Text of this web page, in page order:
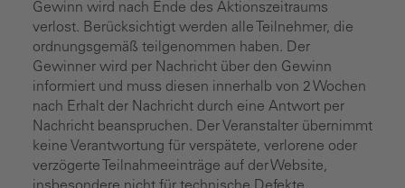
Gewinn wird nach Ende des Aktionszeitraums
verlost. Berücksichtigt werden alle Teilnehmer, die
ordnungsgemäß teilgenommen haben. Der
Gewinner wird per Nachricht über den Gewinn
informiert und muss diesen innerhalb von 2 Wochen
nach Erhalt der Nachricht durch eine Antwort per
Nachricht beanspruchen. Der Veranstalter übernimmt
keine Verantwortung für verspätete, verlorene oder
verzögerte Teilnahmeeinträge auf der Website,